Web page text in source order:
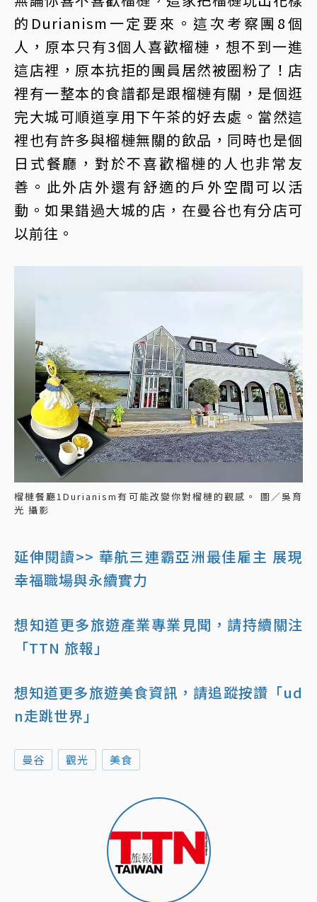
的Durianism一定要來。這次考察團8個
人，原本只有3個人喜歡榴槤，想不到一進
這店裡，原本抗拒的團員居然被圈粉了！店
裡有一整本的食譜都是跟榴槤有關，是個逛
完大城可順道享用下午茶的好去處。當然這
裡也有許多與榴槤無關的飲品，同時也是個
日式餐廳，對於不喜歡榴槤的人也非常友
善。此外店外還有舒適的戶外空間可以活
動。如果錯過大城的店，在曼谷也有分店可
以前往。
榴槤餐廳1Durianism有可能改變你對榴槤的觀感。 圖／吳育
光 攝影
延伸閱讀>> 華航三連霸亞洲最佳雇主 展現
幸福職場與永續實力
想知道更多旅遊產業專業見聞，請持續關注
「TTN 旅報」
想知道更多旅遊美食資訊，請追蹤按讚「ud
n走跳世界」
曼谷 觀光 美食